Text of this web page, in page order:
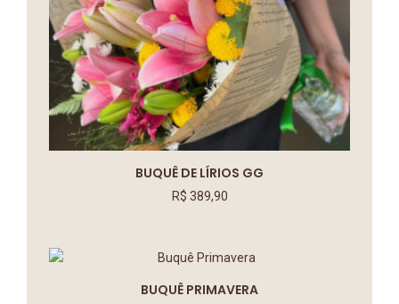
BUQUÊ DE LÍRIOS GG
R$ 389,90
BUQUÊ PRIMAVERA